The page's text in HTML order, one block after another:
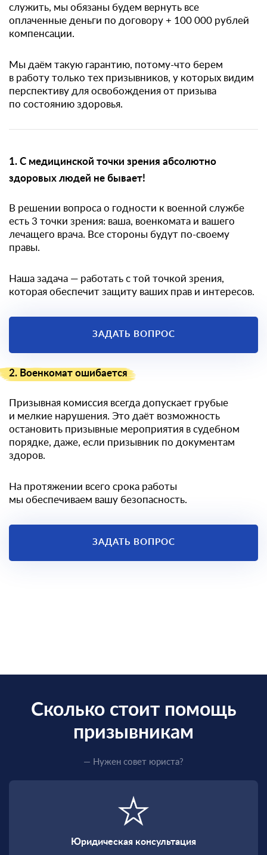
служить, мы обязаны будем вернуть все
оплаченные деньги по договору + 100 000 рублей
компенсации.
Мы даём такую гарантию, потому-что берем
в работу только тех призывников, у которых видим
перспективу для освобождения от призыва
по состоянию здоровья.
1. С медицинской точки зрения абсолютно
здоровых людей не бывает!
В решении вопроса о годности к военной службе
есть 3 точки зрения: ваша, военкомата и вашего
лечащего врача. Все стороны будут по-своему
правы.
Наша задача — работать с той точкой зрения,
которая обеспечит защиту ваших прав и интересов.
ЗАДАТЬ ВОПРОС
2. Военкомат ошибается
Призывная комиссия всегда допускает грубые
и мелкие нарушения. Это даёт возможность
остановить призывные мероприятия в судебном
порядке, даже, если призывник по документам
здоров.
На протяжении всего срока работы
мы обеспечиваем вашу безопасность.
ЗАДАТЬ ВОПРОС
Сколько стоит помощь
призывникам
— Нужен совет юриста?
Юридическая консультация